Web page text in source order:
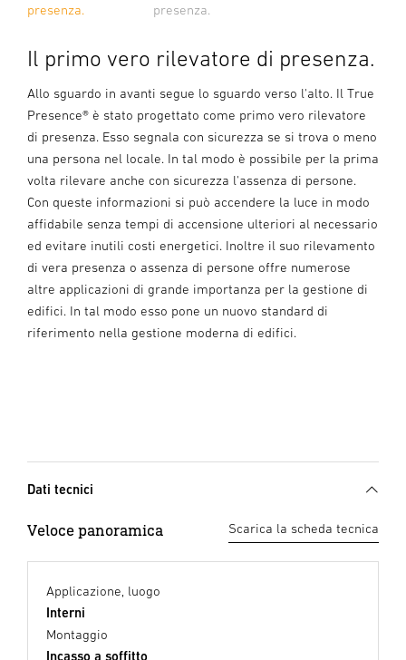
presenza.
presenza.
Il primo vero rilevatore di presenza.
Allo sguardo in avanti segue lo sguardo verso l'alto. Il True
Presence® è stato progettato come primo vero rilevatore
di presenza. Esso segnala con sicurezza se si trova o meno
una persona nel locale. In tal modo è possibile per la prima
volta rilevare anche con sicurezza l'assenza di persone.
Con queste informazioni si può accendere la luce in modo
affidabile senza tempi di accensione ulteriori al necessario
ed evitare inutili costi energetici. Inoltre il suo rilevamento
di vera presenza o assenza di persone offre numerose
altre applicazioni di grande importanza per la gestione di
edifici. In tal modo esso pone un nuovo standard di
riferimento nella gestione moderna di edifici.
Dati tecnici
Veloce panoramica Scarica la scheda tecnica
Applicazione, luogo
Interni
Montaggio
Incasso a soffitto